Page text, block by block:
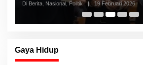
Di Berita, Nasional, Politik | 19 Februari 2026
Gaya Hidup